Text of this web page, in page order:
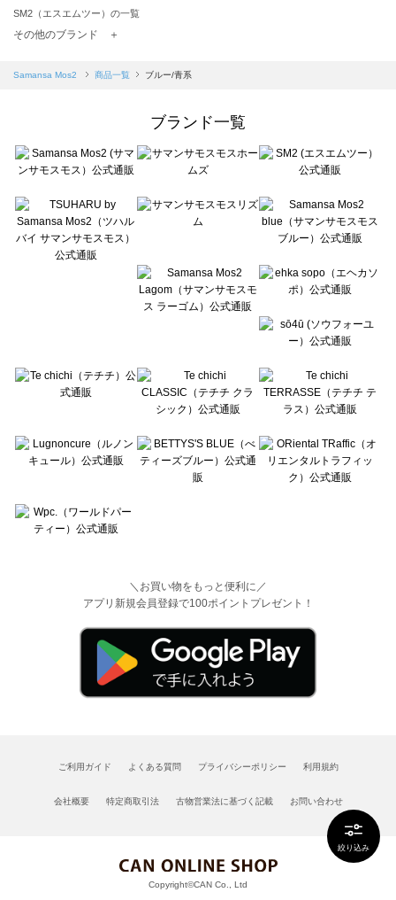
絞り込み
SM2（エスエムツー）の一覧
TSUHARU by Samansa Mos2（ツハルバイサマンサモスモス）の一覧
Samansa Mos2 blue（サマンサモスモス ブルー）の一覧
Te chichi（テチチ）の一覧
Te chichi CLASSIC（テチチ クラシック）の一覧
Lugnoncure（ルノンキュール）の一覧
BETTY'S BLUE（べティーズブルー）の一覧
Wpc.（ワールドパーティー）の一覧
その他のブランド ＋
Samansa Mos2 商品一覧 ブルー/青系
ブランド一覧
＼お買い物をもっと便利に／
アプリ新規会員登録で100ポイントプレゼント！
ご利用ガイド よくある質問 プライバシーポリシー 利用規約
会社概要 特定商取引法 古物営業法に基づく記載 お問い合わせ
Copyright©CAN Co., Ltd